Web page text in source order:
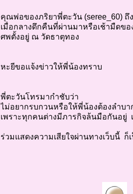
คุณพ่อของภริยาพี่ตะวัน (seree_60) ถึ
เมื่อกลางดึกคืนที่ผ่านมาหรือเช้ามืดขอ
ศพตั้งอยู่ ณ วัดธาตุทอง
หะยีขอแจ้งข่าวให้พี่น้องทราบ
พี่ตะวันโทรมากำชับว่า
ไม่อยากรบกวนหรือให้พี่น้องต้องลำบา
เพราะทุกคนต่างมีภารกิจล้นมือกันอยู่
ร่วมแสดงความเสียใจผ่านทางเว็บนี้